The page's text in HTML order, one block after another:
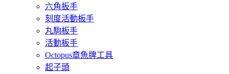
六角扳手
刻度活動板手
丸駒板手
活動板手
Octopus章魚牌工具
起子頭